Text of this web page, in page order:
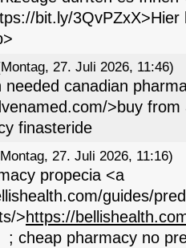
bit.ly/3QvPZxX>Hier
27. Juli 2026, 11:46)
needed canadian
>buy
finasteride
27. Juli 2026, 11:16)
propecia <a
guides/
>https://
; cheap pharmacy no